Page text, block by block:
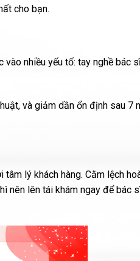
cho bạn.
vào nhiều yếu tố: tay nghề bác
và giảm dần ổn định sau 7
lý khách hàng. Cằm lệch
nên lên tái khám ngay để bác